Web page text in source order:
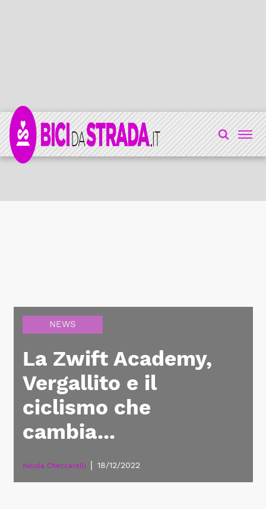
NEWS
La Zwift Academy,
Vergallito e il
ciclismo che
cambia...
Nicola Checcarelli 18/12/2022